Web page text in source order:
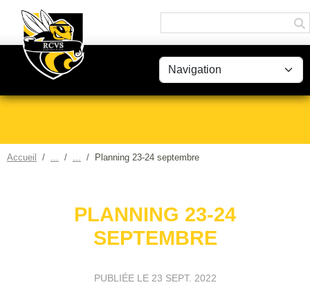
Accueil Planning 23-24 septembre
PLANNING 23-24
SEPTEMBRE
PUBLIÉE LE 23 SEPT. 2022
Panneau de gestion des cookies